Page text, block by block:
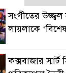
সংগীতের উজ্জ্বল
লায়লাকে
কক্সবাজার